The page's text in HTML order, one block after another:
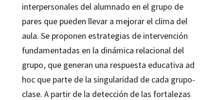
interpersonales del alumnado en el grupo de
pares que pueden llevar a mejorar el clima del
aula. Se proponen estrategias de intervención
fundamentadas en la dinámica relacional del
grupo, que generan una respuesta educativa ad
hoc que parte de la singularidad de cada grupo-
clase. A partir de la detección de las fortalezas